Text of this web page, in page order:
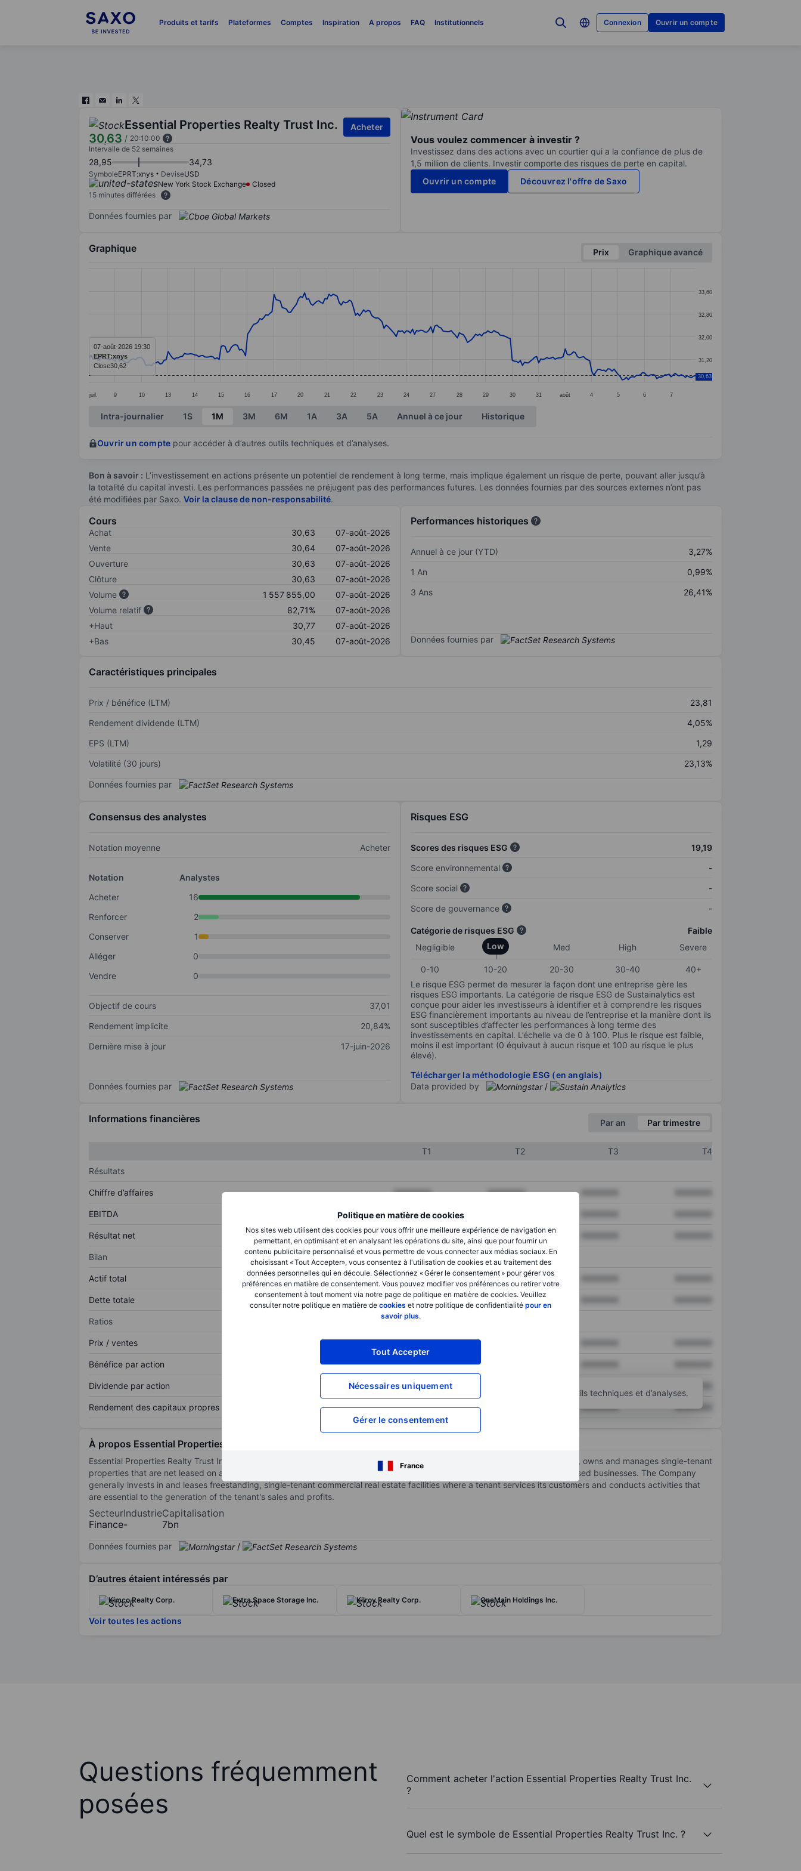
Produits et tarifs Plateformes Comptes Inspiration A propos FAQ Institutionnels Connexion Ouvrir un compte
Politique en matière de cookies
Nos sites web utilisent des cookies pour vous offrir une meilleure expérience de navigation en
permettant, en optimisant et en analysant les opérations du site, ainsi que pour fournir un
contenu publicitaire personnalisé et vous permettre de vous connecter aux médias sociaux. En
choisissant « Tout Accepter», vous consentez à l'utilisation de cookies et au traitement des
données personnelles qui en découle. Sélectionnez « Gérer le consentement » pour gérer vos
préférences en matière de consentement. Vous pouvez modifier vos préférences ou retirer votre
consentement à tout moment via notre page de politique en matière de cookies. Veuillez
consulter notre politique en matière de cookies et notre politique de confidentialité pour en
savoir plus.
Tout Accepter
Nécessaires uniquement
Gérer le consentement
France
Essential Properties Realty Trust Inc.
30,63 / 20:10:00
Acheter
Intervalle de 52 semaines
28,95 34,73
SymboleEPRT:xnys DeviseUSD
New York Stock Exchange
Closed
15 minutes différées
Données fournies par
Vous voulez commencer à investir ?
Investissez dans des actions avec un courtier qui a la confiance de plus de
1,5 million de clients. Investir comporte des risques de perte en capital.
Ouvrir un compte
Découvrez l'offre de Saxo
Graphique Prix
Graphique avancé
The chart has 1 X axis displaying categories.
The chart has 1 Y axis displaying values. Data ranges from 30.47 to 33.54.
juil. 9 10 13 14 15 16 17 20 21 22 23 24 27 28 29 30 31 août 4 5 6 7
31,20
32,00
32,80
33,60
30,63
07-août-2026 19:30
EPRT:xnys
Close30,62
End of interactive chart.
Intra-journalier 1S 1M 3M 6M 1A 3A 5A Annuel à ce jour Historique
Ouvrir un compte pour accéder à d’autres outils techniques et d’analyses.
Bon à savoir : L’investissement en actions présente un potentiel de rendement à long terme, mais implique également un risque de perte, pouvant aller jusqu’à
la totalité du capital investi. Les performances passées ne préjugent pas des performances futures. Les données fournies par des sources externes n’ont pas
été modifiées par Saxo. Voir la clause de non-responsabilité.
Cours
Achat 30,63
07-août-2026
Vente
30,64
07-août-2026
Ouverture
30,63
07-août-2026
Clôture
30,63
07-août-2026
Volume
1 557 855,00
07-août-2026
Volume relatif
82,71%
07-août-2026
+Haut
30,77
07-août-2026
+Bas
30,45 07-août-2026
Performances historiques
Annuel à ce jour (YTD)
3,27%
1 An
0,99%
3 Ans
26,41%
Données fournies par
Caractéristiques principales
Prix / bénéfice (LTM)
23,81
Rendement dividende (LTM)
4,05%
EPS (LTM)
1,29
Volatilité (30 jours)
23,13%
Données fournies par
Consensus des analystes
Notation moyenne Acheter
Notation
Analystes
Acheter
16
Renforcer
2
Conserver
1
Alléger
0
Vendre
0
Objectif de cours
37,01
Rendement implicite
20,84%
Dernière mise à jour
17-juin-2026
Données fournies par
Risques ESG
Scores des risques ESG
19,19
Score environnemental
-
Score social
-
Score de gouvernance
-
Catégorie de risques ESG
Faible
Negligible
Low Med High Severe
0-10 10-20 20-30 30-40
40+
Le risque ESG permet de mesurer la façon dont une entreprise gère les
risques ESG importants. La catégorie de risque ESG de Sustainalytics est
conçue pour aider les investisseurs à identifier et à comprendre les risques
ESG financièrement importants au niveau de l’entreprise et la manière dont ils
sont susceptibles d’affecter les performances à long terme des
investissements en capital. L’échelle va de 0 à 100. Plus le risque est faible,
moins il est important (0 équivaut à aucun risque et 100 au risque le plus
élevé).
Télécharger la méthodologie ESG (en anglais)
Data provided by
/
Informations financières Par an Par trimestre
T1 T2 T3
T4
Résultats
Chiffre d’affaires XXXXXXX XXXXXXX
EBITDA XXXXXXX
Résultat net XXXXXXX XXXXXXX
Bilan
Actif total XXXXXXX XXXXXXX
Dette totale XXXXXXX XXXXXXX
Ratios
Prix / ventes XXXXXXX
Bénéfice par action XXXXXXX
Dividende par action XXXXXXX
Rendement des capitaux propres XXXXXXX XXXXXXX XXXXXXX
Ouvrir un compte pour accéder à d’autres outils techniques et d’analyses.
À propos Essential Properties Realty Trust Inc.
Essential Properties Realty Trust Inc is a real estate investment trust. It is an internally managed real estate company acquires, owns and manages single-tenant
properties that are net leased on a long-term basis to middle-market companies operating service-oriented or experience-based businesses. The Company
generally invests in and leases freestanding, single-tenant commercial real estate facilities where a tenant services its customers and conducts activities that
are essential to the generation of the tenant's sales and profits.
Secteur
Finance
Industrie
-
Capitalisation
7bn
Données fournies par /
D’autres étaient intéressés par
Kimco Realty Corp. Extra Space Storage Inc. Kilroy Realty Corp. OneMain Holdings Inc.
Voir toutes les actions
Questions fréquemment
posées
Comment acheter l'action Essential Properties Realty Trust Inc.
?
Quel est le symbole de Essential Properties Realty Trust Inc. ?